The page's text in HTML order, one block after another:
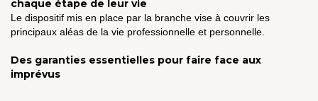
chaque étape de leur vie
Le dispositif mis en place par la branche vise à couvrir les
principaux aléas de la vie professionnelle et personnelle.
Des garanties essentielles pour faire face aux
imprévus